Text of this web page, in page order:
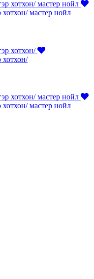
мастер нойл
хотхон/
мастер нойл